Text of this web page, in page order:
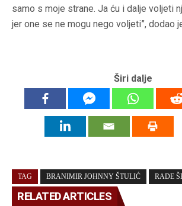
samo s moje strane. Ja ću i dalje voljeti
jer one se ne mogu nego voljeti”, dodao
Širi dalje
TAG BRANIMIR JOHNNY ŠTULIĆ RADE
RELATED ARTICLES